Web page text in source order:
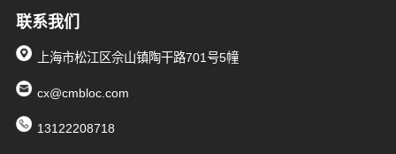
联系我们
上海市松江区佘山镇陶干路701号5幢
cx@cmbloc.com
13122208718